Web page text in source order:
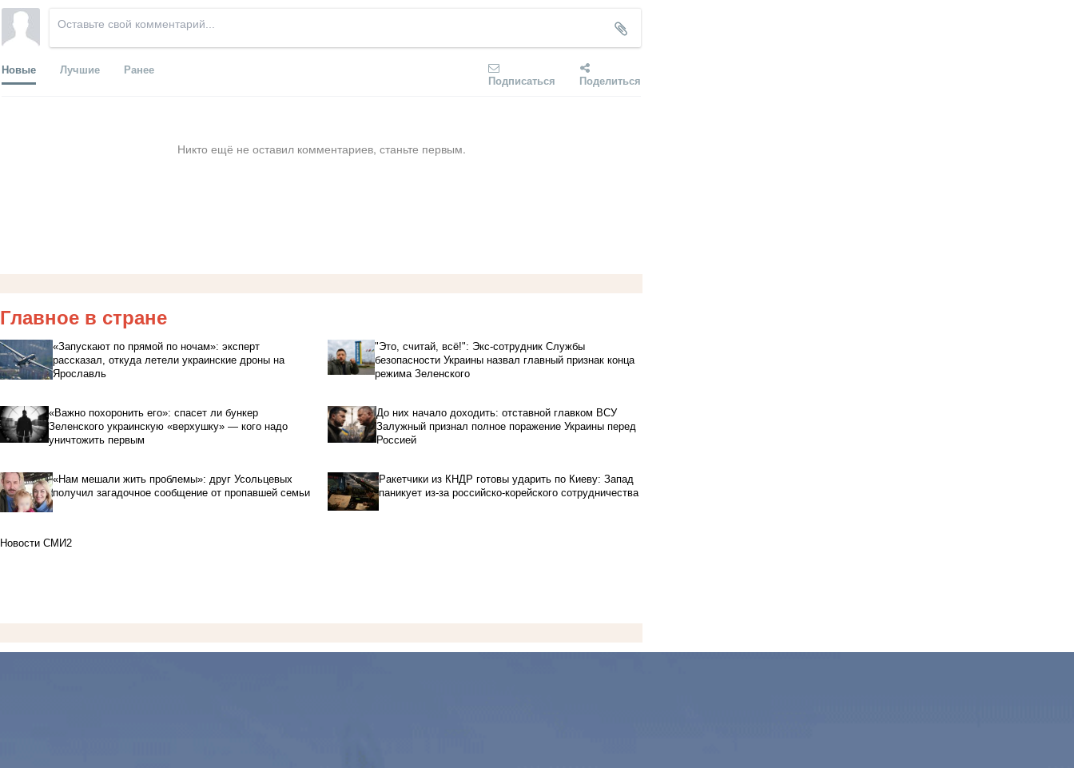
Новые Лучшие Ранее
Подписаться Поделиться
Никто ещё не оставил комментариев, станьте первым.
Главное в стране
«Запускают по прямой по ночам»: эксперт
рассказал, откуда летели украинские дроны на
Ярославль
"Это, считай, всё!": Экс-сотрудник Службы
безопасности Украины назвал главный признак конца
режима Зеленского
«Важно похоронить его»: спасет ли бункер
Зеленского украинскую «верхушку» — кого надо
уничтожить первым
До них начало доходить: отставной главком ВСУ
Залужный признал полное поражение Украины перед
Россией
«Нам мешали жить проблемы»: друг Усольцевых
получил загадочное сообщение от пропавшей семьи
Ракетчики из КНДР готовы ударить по Киеву: Запад
паникует из-за российско-корейского сотрудничества
Новости СМИ2